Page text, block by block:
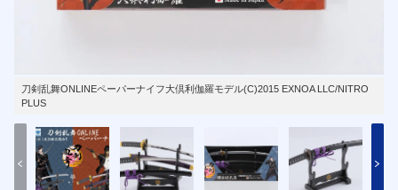
刀剣乱舞ONLINEペーパーナイフ大倶利伽羅モデル(C)2015 EXNOA LLC/NITRO
PLUS